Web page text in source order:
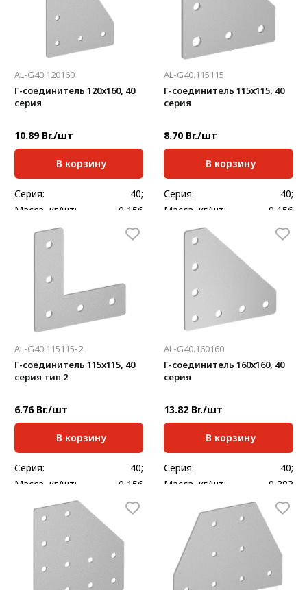
AL-G40.120160
Г-соединитель 120х160, 40
серия
10.89 Br./шт
В корзину
Серия:
40;
Масса, кг/шт:
0,156
Толщина, мм:
3
AL-G40.115115
Г-соединитель 115х115, 40
серия
8.70 Br./шт
В корзину
Серия:
40;
Масса, кг/шт:
0,156
Толщина, мм:
3
AL-G40.115115-2
Г-соединитель 115х115, 40
серия тип 2
6.76 Br./шт
В корзину
Серия:
40;
Масса, кг/шт:
0,156
Толщина, мм:
3
AL-G40.160160
Г-соединитель 160х160, 40
серия
13.82 Br./шт
В корзину
Серия:
40;
Масса, кг/шт:
0,383
3